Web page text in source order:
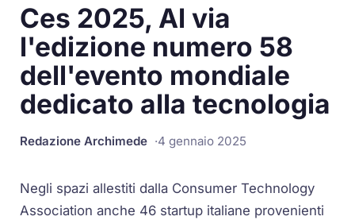
Ces 2025, Al via
l'edizione numero 58
dell'evento mondiale
dedicato alla tecnologia
Redazione Archimede 4 gennaio 2025
Negli spazi allestiti dalla Consumer Technology
Association anche 46 startup italiane provenienti